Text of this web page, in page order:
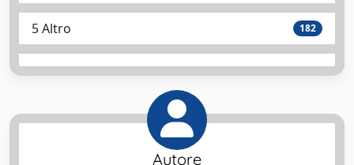
5 Altro 182
Autore